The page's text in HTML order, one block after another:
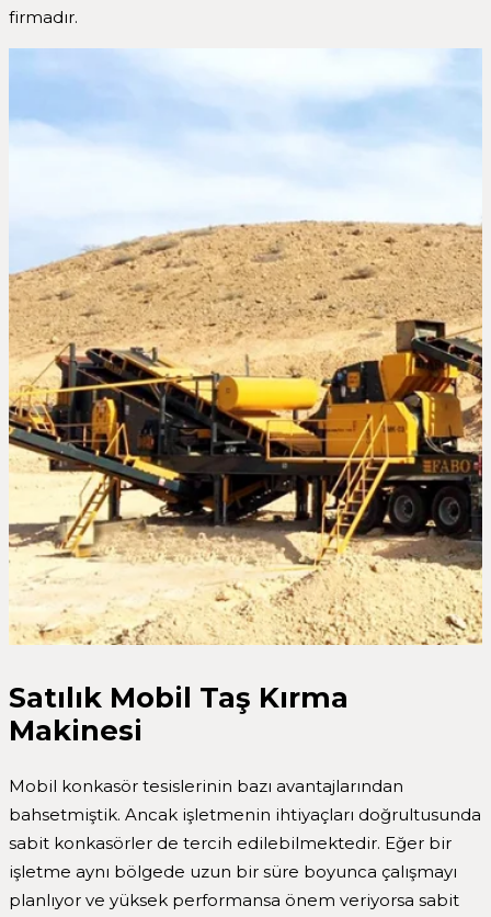
firmadır.
Satılık Mobil Taş Kırma
Makinesi
Mobil konkasör tesislerinin bazı avantajlarından
bahsetmiştik. Ancak işletmenin ihtiyaçları doğrultusunda
sabit konkasörler de tercih edilebilmektedir. Eğer bir
işletme aynı bölgede uzun bir süre boyunca çalışmayı
planlıyor ve yüksek performansa önem veriyorsa sabit